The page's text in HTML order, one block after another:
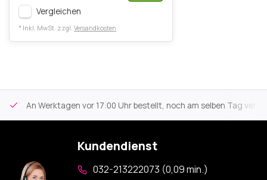
Vergleichen
* Inkl. MwSt. zzgl. Versandkosten
An Werktagen vor 17:00 Uhr bestellt, noch am selben Tag
Kundendienst
032-213222073 (0,09 min.)